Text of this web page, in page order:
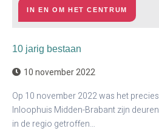
IN EN OM HET CENTRUM
10 jarig bestaan
10 november 2022
Op 10 november 2022 was het
Inloophuis Midden-Brabant zijn
in de regio getroffen…